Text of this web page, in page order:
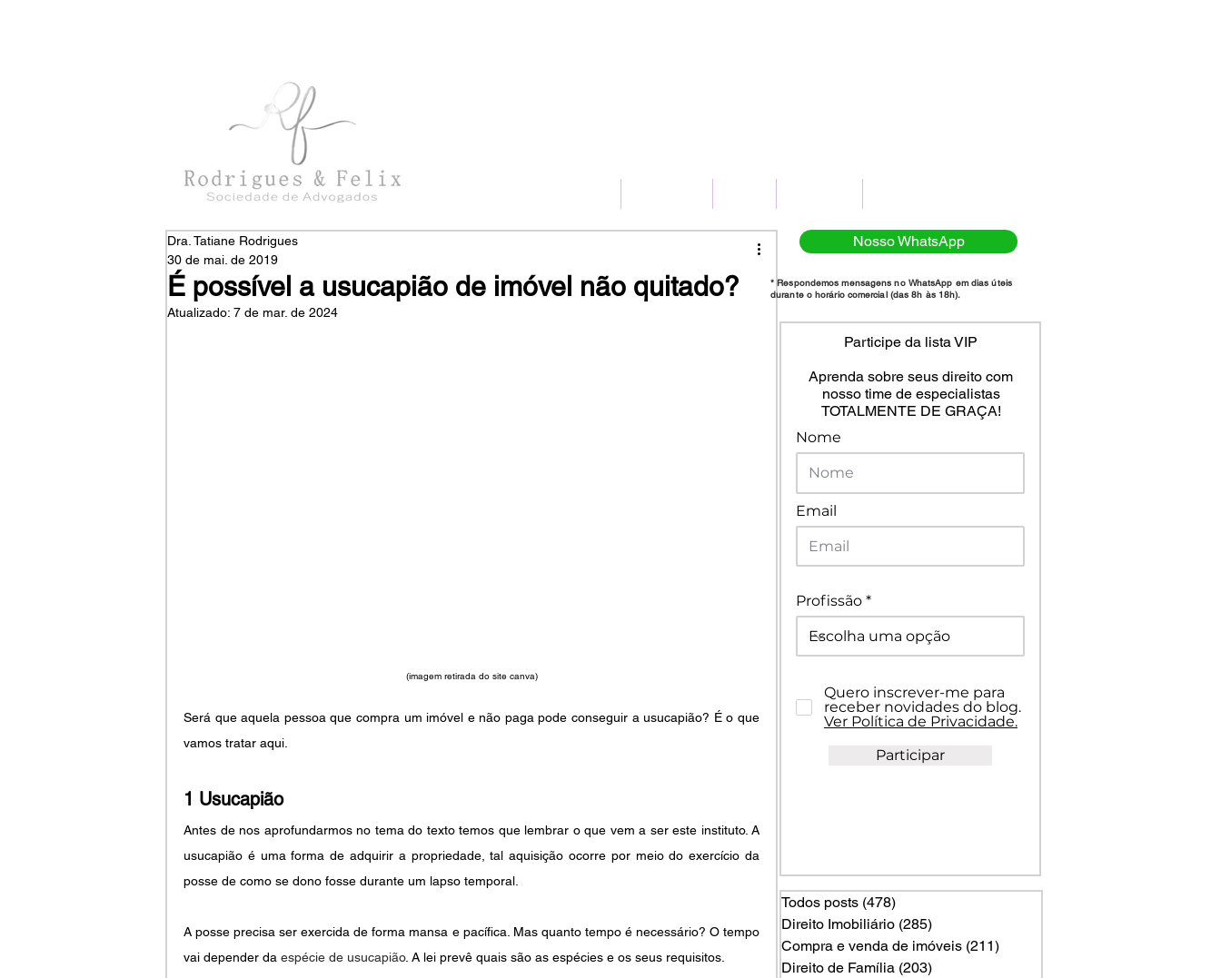
É possível a usucapião de imóvel não quitado?
Dra. Tatiane Rodrigues
30 de mai. de 2019
Atualizado: 7 de mar. de 2024
(imagem retirada do site canva)
Será que aquela pessoa que compra um imóvel e não paga pode conseguir a usucapião? É o que
vamos tratar aqui.
1 Usucapião
Antes de nos aprofundarmos no tema do texto temos que lembrar o que vem a ser este instituto. A
usucapião é uma forma de adquirir a propriedade, tal aquisição ocorre por meio do exercício da
posse de como se dono fosse durante um lapso temporal.
A posse precisa ser exercida de forma mansa e pacífica. Mas quanto tempo é necessário? O tempo
vai depender da espécie de usucapião. A lei prevê quais são as espécies e os seus requisitos.
Participe da lista VIP
Aprenda sobre seus direito com
nosso time de especialistas
TOTALMENTE DE GRAÇA!
Nome
Email
Profissão
Quero inscrever-me para
receber novidades do blog.
Ver Política de Privacidade.
Participar
Todos posts (478)
Direito Imobiliário (285)
Compra e venda de imóveis (211)
Direito de Família (203)
Nosso WhatsApp
* Respondemos mensagens no WhatsApp em dias úteis
durante o horário comercial (das 8h às 18h).